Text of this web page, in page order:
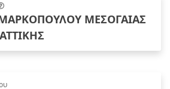
ΜΕΣΟΓΑΙΑΣ